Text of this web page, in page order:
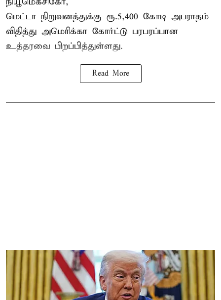
மெட்டா நிறுவனத்துக்கு ரூ.5,400 கோடி அபராதம்
விதித்து அமெரிக்கா கோர்ட்டு பரபரப்பான
உத்தரவை பிறப்பித்துள்ளது.
Read More